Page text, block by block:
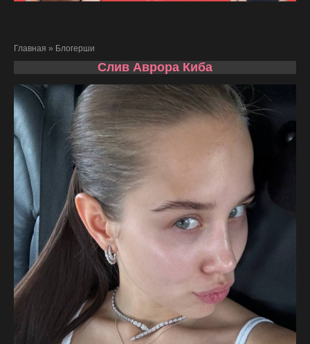
Главная » Блогерши
Слив Аврора Киба